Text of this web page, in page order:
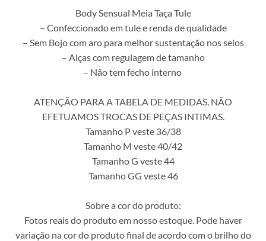
Body Sensual Meia Taça Tule
– Confeccionado em tule e renda de qualidade
– Sem Bojo com aro para melhor sustentação nos seios
– Alças com regulagem de tamanho
– Não tem fecho interno
ATENÇÃO PARA A TABELA DE MEDIDAS, NÃO
EFETUAMOS TROCAS DE PEÇAS INTIMAS.
Tamanho P veste 36/38
Tamanho M veste 40/42
Tamanho G veste 44
Tamanho GG veste 46
Sobre a cor do produto:
Fotos reais do produto em nosso estoque. Pode haver
variação na cor do produto final de acordo com o brilho do